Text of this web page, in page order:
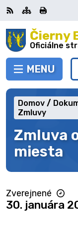
Preskočiť
na
obsah Čierny
Oficiálne
MENU
RSS MapaTlačiť
Zmluva
miesta
Domov
Zmluvy
Zverejnené
30. januára